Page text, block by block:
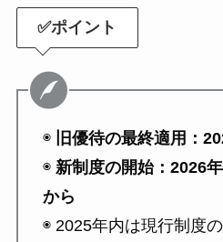
✅ポイント
◉
旧優待の最終適用：
◉ 新制度の開始：2026
から
◉ 2025年内は現行制度